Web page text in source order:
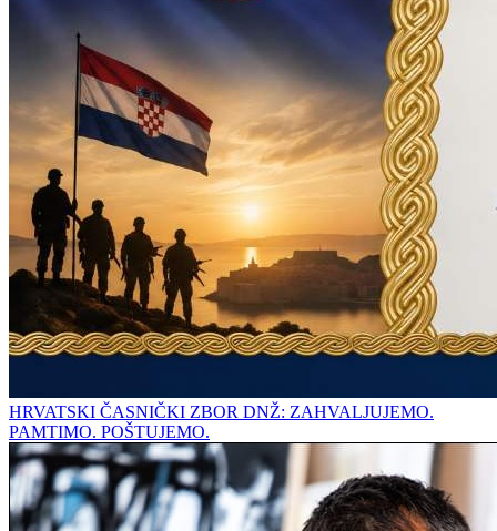
HRVATSKI ČASNIČKI ZBOR DNŽ: ZAHVALJUJEMO.
PAMTIMO. POŠTUJEMO.